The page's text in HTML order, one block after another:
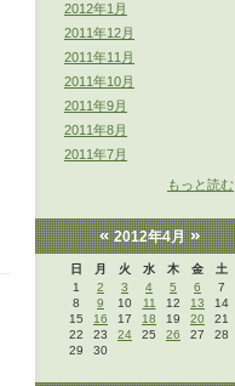
2012年1月
2011年12月
2011年11月
2011年10月
2011年9月
2011年8月
2011年7月
もっと読む
«2012年4月»
日 月 火 水 木 金
土
1
2 3 4 5 6
7
8
9 10 11 12 13
14
15
16 17 18 19 20
21
22
23 24 25 26 27
28
29
30